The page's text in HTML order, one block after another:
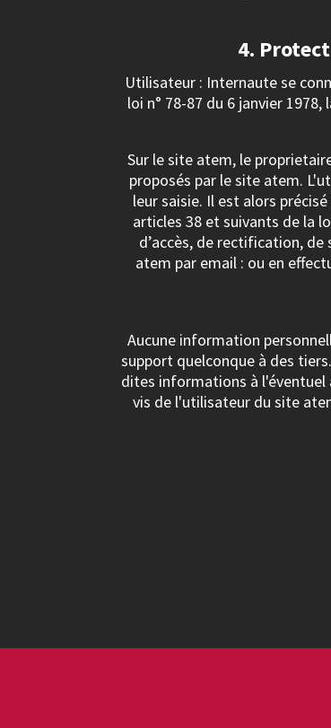
4.
Utilisateur : Internaute se
loi n° 78-87 du 6 janvier
Sur le site atem, le
proposés par le site atem.
leur saisie. Il est alors
articles 38 et suivants de la
d’accès, de rectification, de
atem par email : ou en
Aucune information
support quelconque à des
dites informations à l'éventuel
vis de l'utilisateur du site